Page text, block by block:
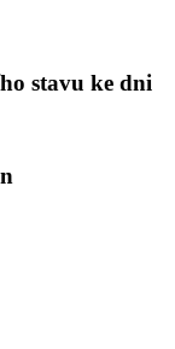
stavu ke dni